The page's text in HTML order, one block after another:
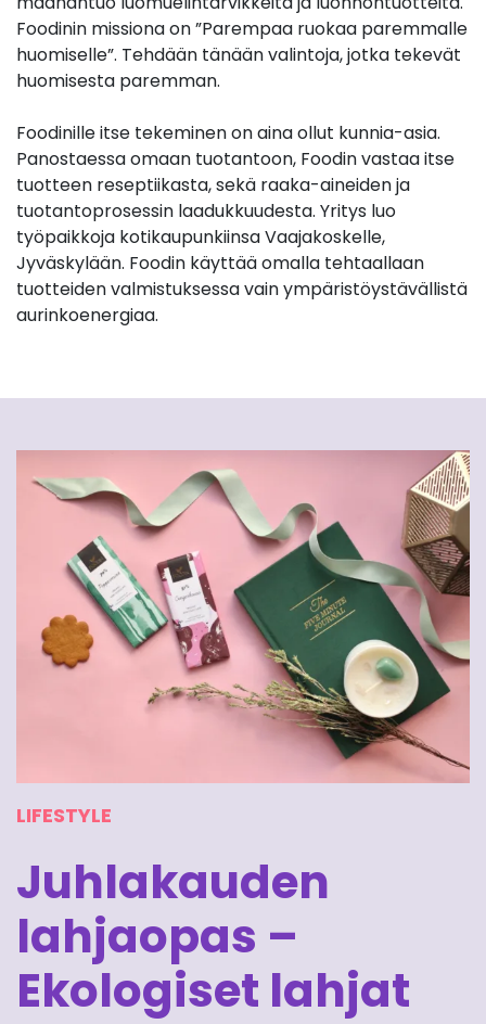
Foodinin missiona on ”Parempaa ruokaa paremmalle
huomiselle”. Tehdään tänään valintoja, jotka tekevät
huomisesta paremman.
Foodinille itse tekeminen on aina ollut kunnia-asia.
Panostaessa omaan tuotantoon, Foodin vastaa itse
tuotteen reseptiikasta, sekä raaka-aineiden ja
tuotantoprosessin laadukkuudesta. Yritys luo
työpaikkoja kotikaupunkiinsa Vaajakoskelle,
Jyväskylään. Foodin käyttää omalla tehtaallaan
tuotteiden valmistuksessa vain ympäristöystävällistä
aurinkoenergiaa.
LIFESTYLE
Juhlakauden
lahjaopas –
Ekologiset lahjat